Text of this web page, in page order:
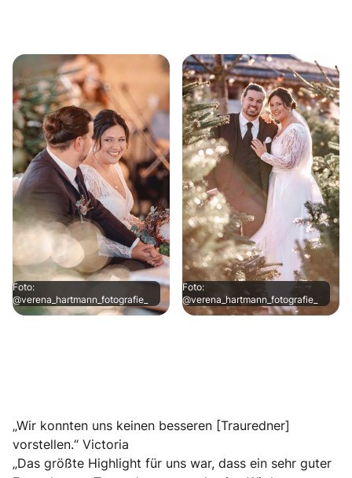
Foto:
@verena_hartmann_fotografie_
Foto:
@verena_hartmann_fotografie_
„Wir konnten uns keinen besseren [Trauredner]
vorstellen.“ Victoria
„Das größte Highlight für uns war, dass ein sehr guter